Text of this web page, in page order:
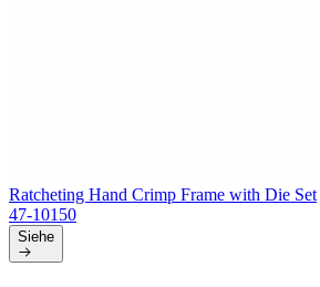
Ratcheting Hand Crimp Frame with Die Set
47-10150
Siehe